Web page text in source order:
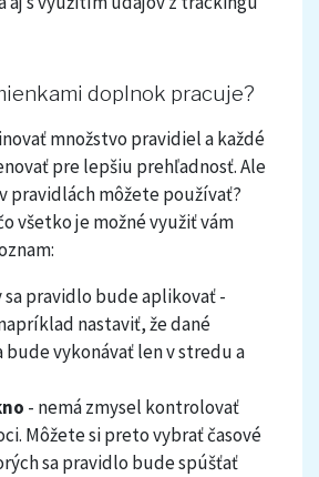
doplnok pracuje?
množstvo pravidiel a každé
pre lepšiu prehľadnosť. Ale
pravidlách môžete používať?
všetko je možné využiť vám
sa pravidlo bude aplikovať -
nastaviť, že dané
bude vykonávať len v stredu a
- nemá zmysel kontrolovať
Môžete si preto vybrať časové
sa pravidlo bude spúšťať